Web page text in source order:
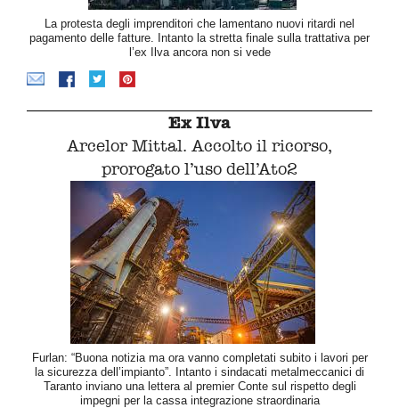
La protesta degli imprenditori che lamentano nuovi ritardi nel
pagamento delle fatture. Intanto la stretta finale sulla trattativa per
l’ex Ilva ancora non si vede
Ex Ilva
Arcelor Mittal. Accolto il ricorso,
prorogato l’uso dell’Ato2
Furlan: “Buona notizia ma ora vanno completati subito i lavori per
la sicurezza dell’impianto”. Intanto i sindacati metalmeccanici di
Taranto inviano una lettera al premier Conte sul rispetto degli
impegni per la cassa integrazione straordinaria